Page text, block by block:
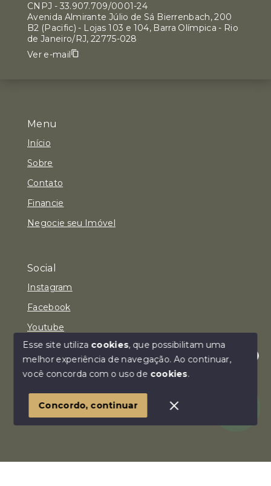
Olá! Estamos disponíveis para te ajudar.
Menu
Início
Sobre
Contato
Financie
Negocie seu Imóvel
Social
Instagram
Facebook
Youtube
© Copyright 2026 - Imóvel Aqui Consultoria Imobiliária
SITE PARA IMOBILIARIA
CNPJ - 33.907.709/0001-24
Avenida Almirante Júlio de Sá Bierrenbach, 200
B2 (Pacific) - Lojas 103 e 104, Barra Olímpica - Rio
de Janeiro/RJ, 22775-028
Ver e-mail
Esse site utiliza cookies, que possibilitam uma
melhor experiência de navegação.Ao continuar,
você concorda com o uso de cookies.
Concordo, continuar